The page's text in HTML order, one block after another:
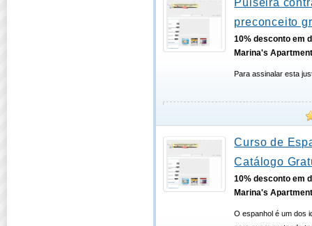
Pulseira
preconceito
10% desconto em
Marina's
Para assinalar esta
Curso de
Catálogo
10% desconto em
Marina's
O espanhol é um dos